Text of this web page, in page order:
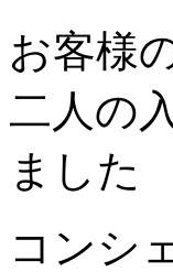
お客様
二人の
ました
コンシ